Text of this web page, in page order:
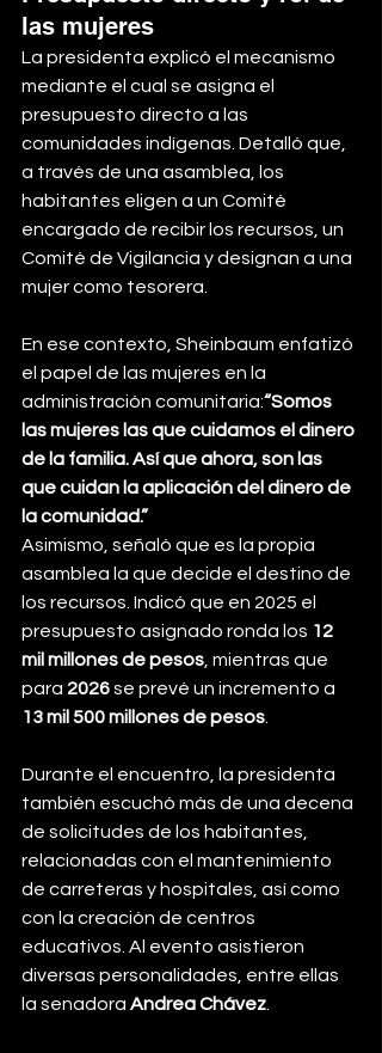
las mujeres
La presidenta explicó el mecanismo
mediante el cual se asigna el
presupuesto directo a las
comunidades indígenas. Detalló que,
a través de una asamblea, los
habitantes eligen a un Comité
encargado de recibir los recursos, un
Comité de Vigilancia y designan a una
mujer como tesorera.
En ese contexto, Sheinbaum enfatizó
el papel de las mujeres en la
administración comunitaria:“Somos
las mujeres las que cuidamos el dinero
de la familia. Así que ahora, son las
que cuidan la aplicación del dinero de
la comunidad.”
Asimismo, señaló que es la propia
asamblea la que decide el destino de
los recursos. Indicó que en 2025 el
presupuesto asignado ronda los 12
mil millones de pesos , mientras que
para 2026 se prevé un incremento a
13 mil 500 millones de pesos
Durante el encuentro, la presidenta
también escuchó más de una decena
de solicitudes de los habitantes,
relacionadas con el mantenimiento
de carreteras y hospitales, así como
con la creación de centros
educativos. Al evento asistieron
diversas personalidades, entre ellas
la senadora Andrea Chávez